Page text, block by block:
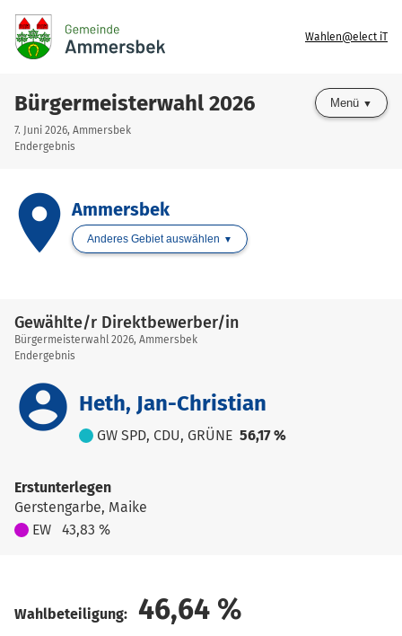
Wahlen@elect iT
Bürgermeisterwahl 2026
7. Juni 2026, Ammersbek
Endergebnis
Menü
placeAmmersbek
Anderes Gebiet auswählen
Gewählte/r Direktbewerber/in
Bürgermeisterwahl 2026, Ammersbek
Endergebnis
account_circle Heth, Jan-Christian
GW SPD, CDU, GRÜNE 56,17 %
Erstunterlegen
Gerstengarbe, Maike
EW
43,83 %
Wahlbeteiligung: 46,64 %